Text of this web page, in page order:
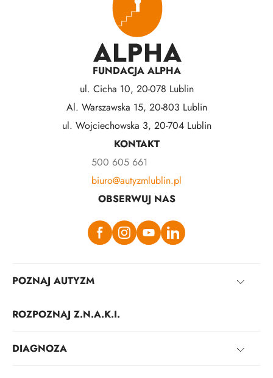
FUNDACJA ALPHA
ul. Cicha 10, 20-078 Lublin
Al. Warszawska 15, 20-803 Lublin
ul. Wojciechowska 3, 20-704 Lublin
KONTAKT
500 605 661
biuro@autyzmlublin.pl
OBSERWUJ NAS
POZNAJ AUTYZM
ROZPOZNAJ Z.N.A.K.I.
DIAGNOZA